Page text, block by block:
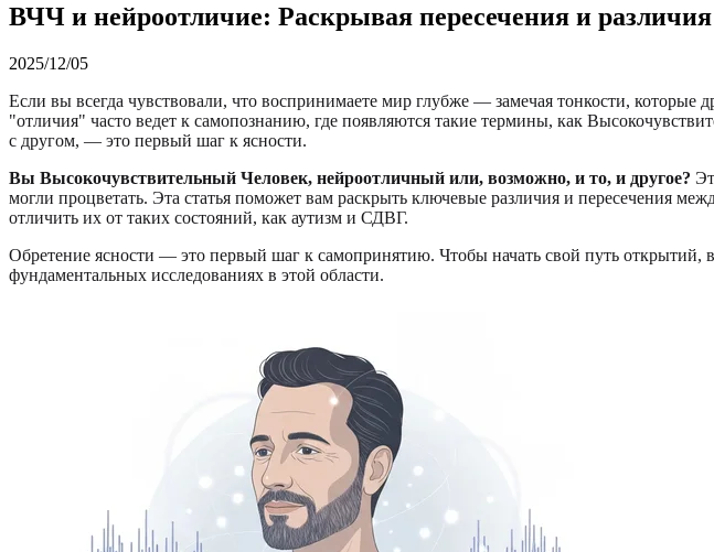
ВЧЧ и нейроотличие: Раскрывая пересечения и различия
2025/12/05
Если вы всегда чувствовали, что воспринимаете мир глубже — замечая тонкости,
"отличия" часто ведет к самопознанию, где появляются такие термины, как
с другом, — это первый шаг к ясности.
Вы Высокочувствительный Человек, нейроотличный или, возможно, и то, и другое?
могли процветать. Эта статья поможет вам раскрыть ключевые различия и пересечения
отличить их от таких состояний, как аутизм и СДВГ.
Обретение ясности — это первый шаг к самопринятию. Чтобы начать свой путь
фундаментальных исследованиях в этой области.